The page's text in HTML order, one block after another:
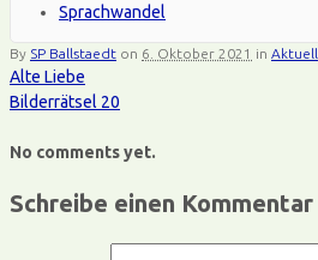
Sprachwandel
By SP Ballstaedt on 6. Oktober 2021 in Aktuell
Alte Liebe
Bilderrätsel 20
No comments yet.
Schreibe einen Kommentar